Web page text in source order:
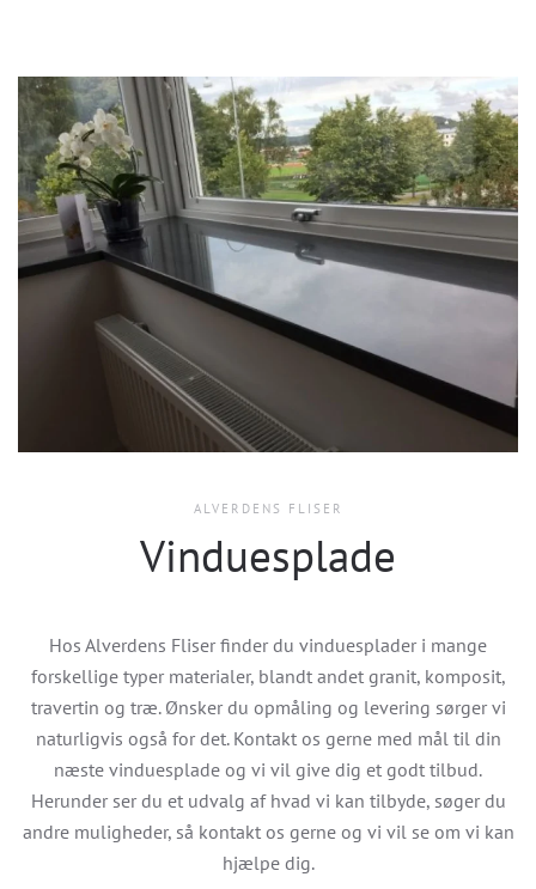
ALVERDENS FLISER
Vinduesplade
Hos Alverdens Fliser finder du vinduesplader i mange
forskellige typer materialer, blandt andet granit, komposit,
travertin og træ. Ønsker du opmåling og levering sørger vi
naturligvis også for det. Kontakt os gerne med mål til din
næste vinduesplade og vi vil give dig et godt tilbud.
Herunder ser du et udvalg af hvad vi kan tilbyde, søger du
andre muligheder, så kontakt os gerne og vi vil se om vi kan
hjælpe dig.